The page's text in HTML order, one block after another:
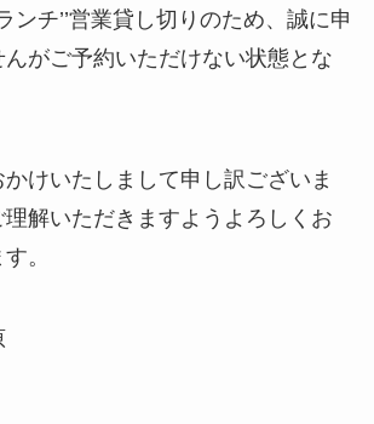
ンチ’’営業貸し切りのため、誠に申
んがご予約いただけない状態とな
けいたしまして申し訳ございま
解いただきますようよろしくお
。